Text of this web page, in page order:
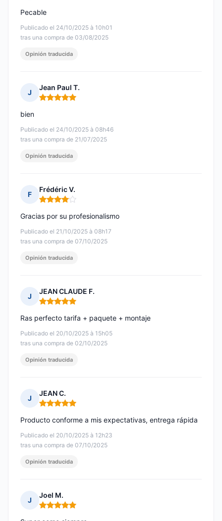
Publicado el 24/10/2025 à 10h01
tras una compra de 03/08/2025
Pecable
Opinión traducida
J
Jean Paul T.
Nota: 5 de 5
Publicado el 24/10/2025 à 08h46
tras una compra de 21/07/2025
bien
Opinión traducida
F
Frédéric V.
Nota: 4 de 5
Publicado el 21/10/2025 à 08h17
tras una compra de 07/10/2025
Gracias por su profesionalismo
Opinión traducida
J
JEAN CLAUDE F.
Nota: 5 de 5
Publicado el 20/10/2025 à 15h05
tras una compra de 02/10/2025
Ras perfecto tarifa + paquete + montaje
Opinión traducida
J
JEAN C.
Nota: 5 de 5
Publicado el 20/10/2025 à 12h23
tras una compra de 07/10/2025
Producto conforme a mis expectativas, entrega rápida
Opinión traducida
J
Joel M.
Nota: 5 de 5